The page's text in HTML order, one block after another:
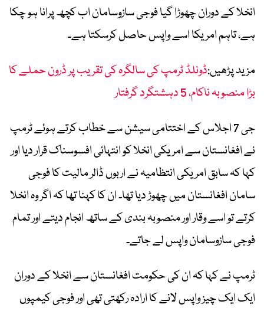
انخلا کے دوران چھوڑا گیا فوجی سازوسامان اب کچھ پرانا ہو چکا
ہے، تاہم امریکا اسے واپس حاصل کرسکتا ہے۔
مزید پڑھیں:ڈونلڈ ٹرمپ کی سالگرہ کی تقریب پر ڈرون حملے کا
بڑا منصوبہ ناکام، 5 دہشتگرد گرفتار
جی 7 اجلاس کے اختتامی سیشن سے خطاب کرتے ہوئے ٹرمپ
نے افغانستان سے امریکی انخلا کو انتہائی افسوسناک قرار دیا اور
کہا کہ سابق امریکی انتظامیہ نے اربوں ڈالر مالیت کا فوجی
سامان افغانستان میں چھوڑ دیا تھا۔ ان کا کہنا تھا کہ اگر وہ انخلا
کرتے تو اسے وقار اور منصوبہ بندی کے ساتھ انجام دیتے اور تمام
فوجی سازوسامان واپس لے جاتے۔
ٹرمپ نے کہا کہ ان کی حکومت افغانستان سے انخلا کے دوران
ایک ایک چیز واپس لانے کا ارادہ رکھتی تھی اور فوجی کیمپوں